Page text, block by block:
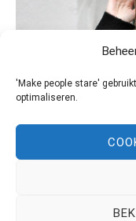
'Make people stare'
optimaliseren.